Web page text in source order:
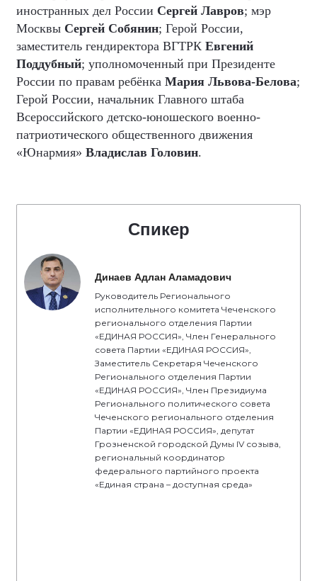
иностранных дел России Сергей Лавров; мэр
Москвы Сергей Собянин; Герой России,
заместитель гендиректора ВГТРК Евгений
Поддубный; уполномоченный при Президенте
России по правам ребёнка Мария Львова-Белова;
Герой России, начальник Главного штаба
Всероссийского детско-юношеского военно-
патриотического общественного движения
«Юнармия» Владислав Головин.
Спикер
Динаев Адлан Аламадович
Руководитель Регионального
исполнительного комитета Чеченского
регионального отделения Партии
«ЕДИНАЯ РОССИЯ», Член Генерального
совета Партии «ЕДИНАЯ РОССИЯ»,
Заместитель Секретаря Чеченского
Регионального отделения Партии
«ЕДИНАЯ РОССИЯ», Член Президиума
Регионального политического совета
Чеченского регионального отделения
Партии «ЕДИНАЯ РОССИЯ», депутат
Грозненской городской Думы IV созыва,
региональный координатор
федерального партийного проекта
«Единая страна – доступная среда»